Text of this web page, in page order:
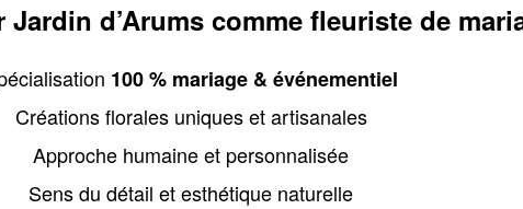
d’Arums comme fleuriste de
100 % mariage & événementiel
Créations florales uniques et artisanales
Approche humaine et personnalisée
Sens du détail et esthétique naturelle